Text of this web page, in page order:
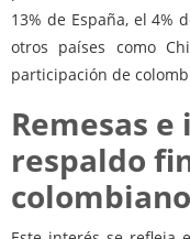
13% de España, el 4%
otros países como
participación de
Remesas
respaldo